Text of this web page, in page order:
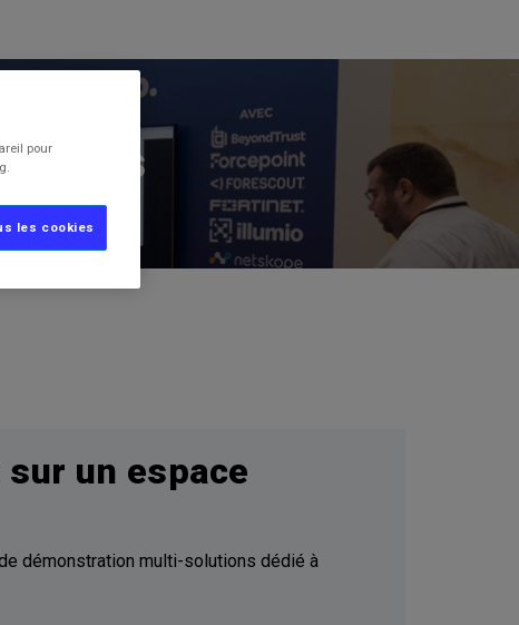
un espace
démonstration multi-solutions dédié à
pour
les cookies